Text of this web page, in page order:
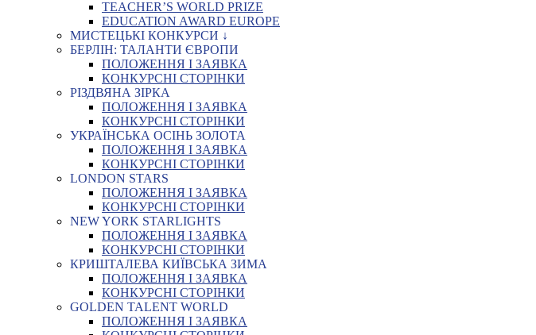
TEACHER’S WORLD PRIZE
EDUCATION AWARD EUROPE
МИСТЕЦЬКІ КОНКУРСИ ↓
БЕРЛІН: ТАЛАНТИ ЄВРОПИ
ПОЛОЖЕННЯ І ЗАЯВКА
КОНКУРСНІ СТОРІНКИ
РІЗДВЯНА ЗІРКА
ПОЛОЖЕННЯ І ЗАЯВКА
КОНКУРСНІ СТОРІНКИ
УКРАЇНСЬКА ОСІНЬ ЗОЛОТА
ПОЛОЖЕННЯ І ЗАЯВКА
КОНКУРСНІ СТОРІНКИ
LONDON STARS
ПОЛОЖЕННЯ І ЗАЯВКА
КОНКУРСНІ СТОРІНКИ
NEW YORK STARLIGHTS
ПОЛОЖЕННЯ І ЗАЯВКА
КОНКУРСНІ СТОРІНКИ
КРИШТАЛЕВА КИЇВСЬКА ЗИМА
ПОЛОЖЕННЯ І ЗАЯВКА
КОНКУРСНІ СТОРІНКИ
GOLDEN TALENT WORLD
ПОЛОЖЕННЯ І ЗАЯВКА